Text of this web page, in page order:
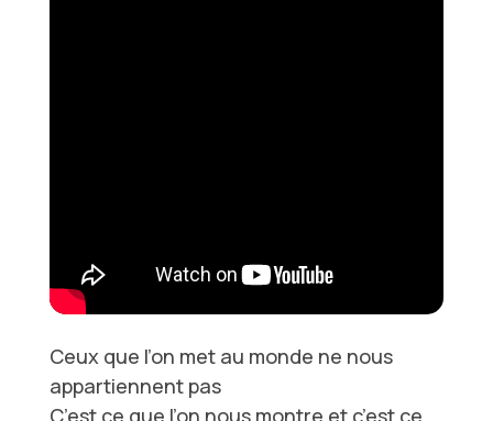
Ceux que l’on met au monde ne nous
appartiennent pas
C’est ce que l’on nous montre et c’est ce